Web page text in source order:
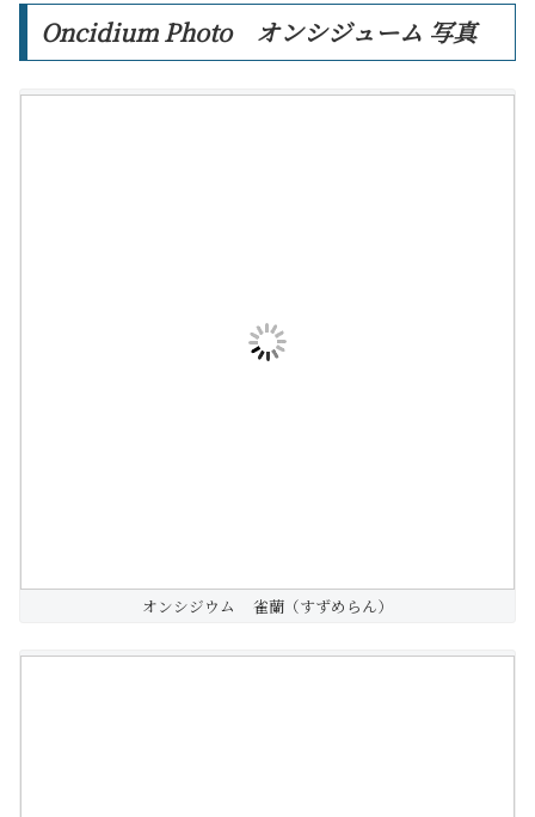
Oncidium Photo オンシジューム 写真
オンシジウム 雀蘭（すずめらん）